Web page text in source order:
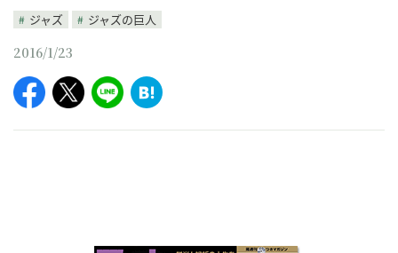
ジャズ
ジャズの巨人
2016/1/23